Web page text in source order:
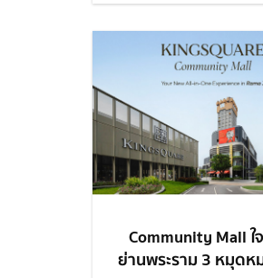
Community Mall ใ
ย่านพระราม 3 หมุดห